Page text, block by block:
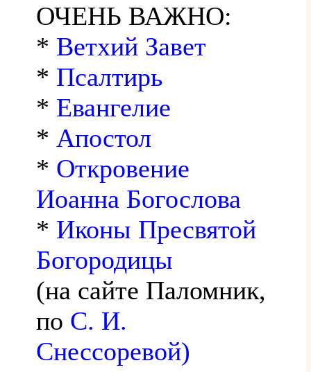
ОЧЕНЬ ВАЖНО:
* Ветхий Завет
* Псалтирь
* Евангелие
* Апостол
* Откровение
Иоанна Богослова
* Иконы Пресвятой
Богородицы
(на сайте Паломник,
по С. И.
Снессоревой)